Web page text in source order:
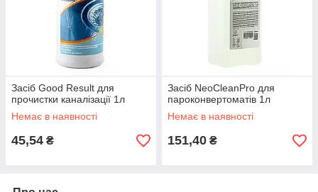
Засіб Good Result для
прочистки каналізації 1л
Немає в наявності
45,54 ₴
Засіб NeoCleanPro для
пароконвертоматів 1л
Немає в наявності
151,40 ₴